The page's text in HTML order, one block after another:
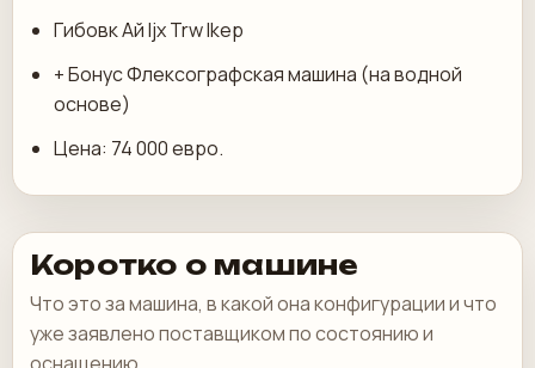
Гибовк Ай Ijx Trw Ikep
+ Бонус Флексографская машина (на водной
основе)
Цена: 74 000 евро.
Коротко о машине
Что это за машина, в какой она конфигурации и что
уже заявлено поставщиком по состоянию и